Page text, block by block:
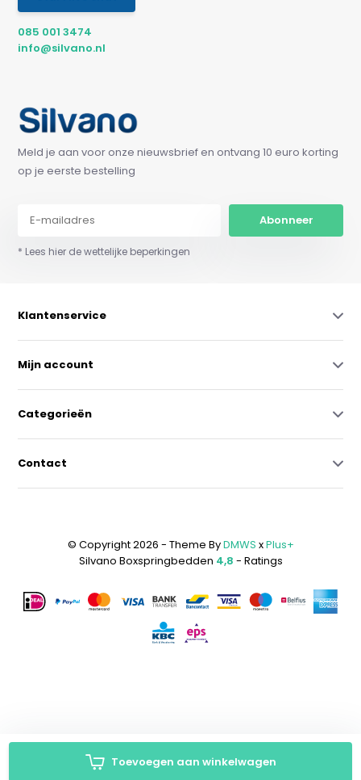
Toevoegen aan winkelwagen
085 001 3474
info@silvano.nl
Meld je aan voor onze nieuwsbrief en ontvang 10 euro korting
op je eerste bestelling
Abonneer
* Lees hier de wettelijke beperkingen
Klantenservice
Mijn account
Categorieën
Contact
© Copyright 2026 - Theme ByDMWS xPlus+
Silvano Boxspringbedden 4,8 - Ratings